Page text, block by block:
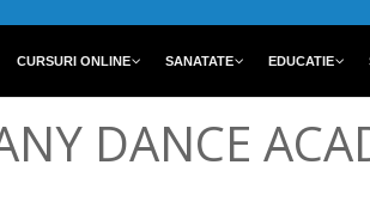
CURSURI ONLINE SANATATE EDUCATIE
DANCE